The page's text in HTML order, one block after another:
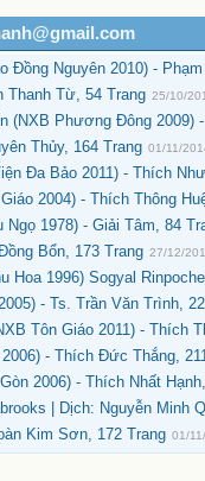
Đồng Nguyên 2010) -
Thanh Từ, 54 Trang 25/10/
(NXB Phương Đông 2009)
Thủy, 164 Trang 01/11/
Đa Bảo 2011) - Thích
2004) - Thích Thông
1978) - Giải Tâm, 84
Bổn, 173 Trang 27/12/
Hoa 1996) Sogyal
- Ts. Trần Văn Trình,
Tôn Giáo 2011) - Thích
- Thích Đức Thắng,
2006) - Thích Nhất
| Dịch: Nguyễn Minh
Kim Sơn, 172 Trang 01/